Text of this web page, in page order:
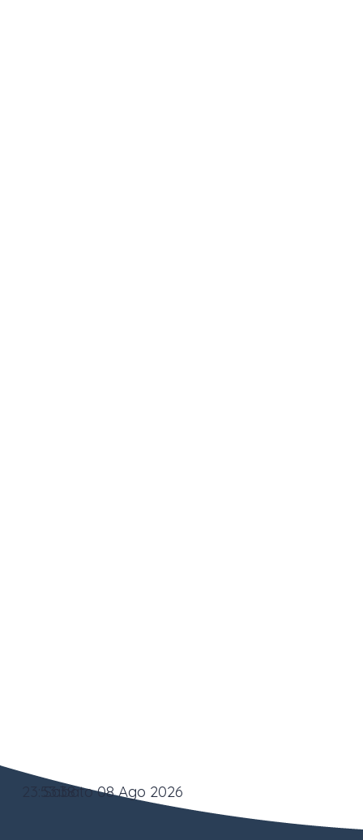
23:53:38Sabato 08 Ago 2026